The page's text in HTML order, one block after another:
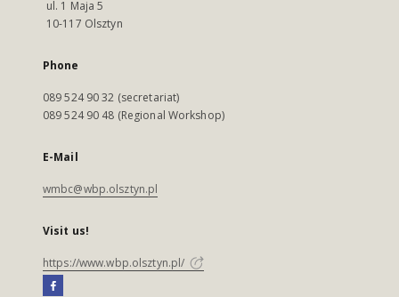
ul. 1 Maja 5
10-117 Olsztyn
Phone
089 524 90 32 (secretariat)
089 524 90 48 (Regional Workshop)
E-Mail
wmbc@wbp.olsztyn.pl
Visit us!
https://www.wbp.olsztyn.pl/